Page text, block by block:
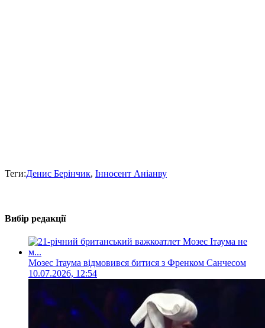
Теги:Денис Берінчик, Інносент Аніанву
Вибір редакції
Мозес Ітаума відмовився битися з Френком Санчесом
10.07.2026, 12:54